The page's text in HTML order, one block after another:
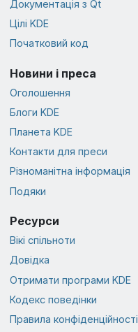
Документація з Qt
Цілі KDE
Початковий код
Новини і преса
Оголошення
Блоги KDE
Планета KDE
Контакти для преси
Різноманітна інформація
Подяки
Ресурси
Вікі спільноти
Довідка
Отримати програми KDE
Кодекс поведінки
Правила конфіденційності